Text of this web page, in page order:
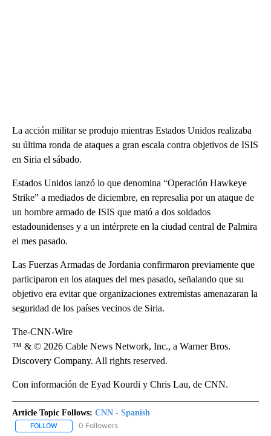
La acción militar se produjo mientras Estados Unidos realizaba
su última ronda de ataques a gran escala contra objetivos de ISIS
en Siria el sábado.
Estados Unidos lanzó lo que denomina “Operación Hawkeye
Strike” a mediados de diciembre, en represalia por un ataque de
un hombre armado de ISIS que mató a dos soldados
estadounidenses y a un intérprete en la ciudad central de Palmira
el mes pasado.
Las Fuerzas Armadas de Jordania confirmaron previamente que
participaron en los ataques del mes pasado, señalando que su
objetivo era evitar que organizaciones extremistas amenazaran la
seguridad de los países vecinos de Siria.
The-CNN-Wire
™ & © 2026 Cable News Network, Inc., a Warner Bros.
Discovery Company. All rights reserved.
Con información de Eyad Kourdi y Chris Lau, de CNN.
Article Topic Follows: CNN - Spanish
FOLLOW FOLLOW "CNN - SPANISH" TO RECEIVE NOTIFICATIONS ABOUT
0 Followers